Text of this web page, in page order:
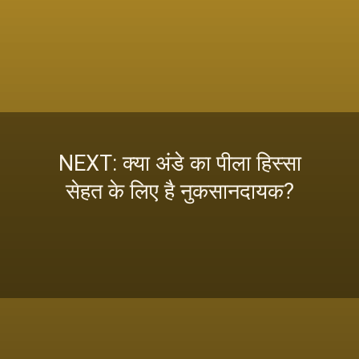
NEXT: क्या अंडे का पीला हिस्सा
सेहत के लिए है नुकसानदायक?